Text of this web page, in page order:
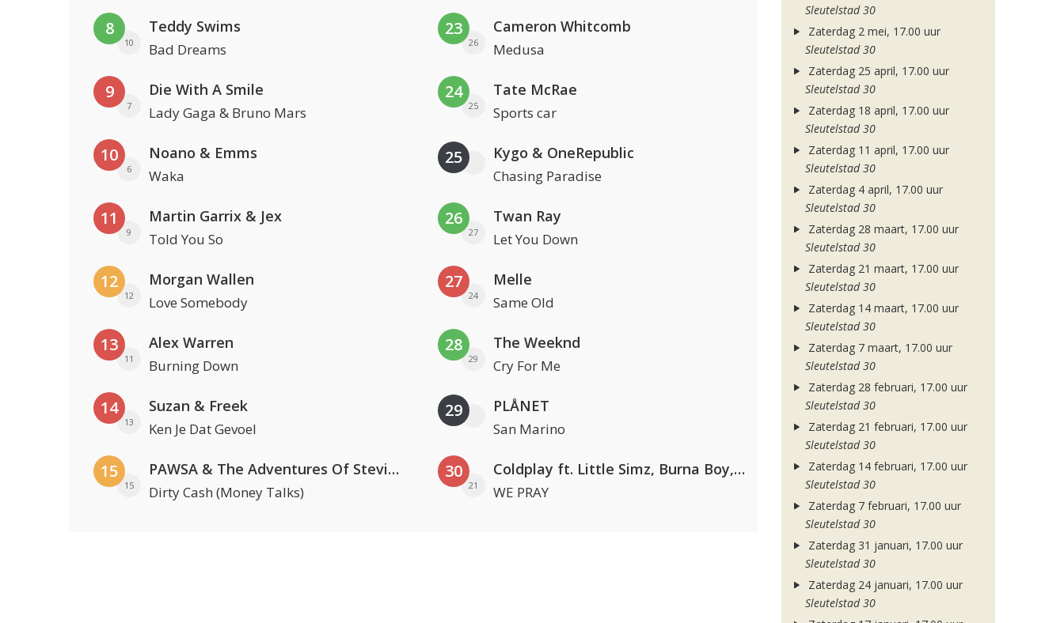
8
10
Teddy Swims
Bad Dreams
9
7
Die With A Smile
Lady Gaga & Bruno Mars
10
6
Noano & Emms
Waka
11
9
Martin Garrix & Jex
Told You So
12
12
Morgan Wallen
Love Somebody
13
11
Alex Warren
Burning Down
14
13
Suzan & Freek
Ken Je Dat Gevoel
15
15
PAWSA & The Adventures Of Stevie V
Dirty Cash (Money Talks)
23
26
Cameron Whitcomb
Medusa
24
25
Tate McRae
Sports car
25 Kygo & OneRepublic
Chasing Paradise
26
27
Twan Ray
Let You Down
27
24
Melle
Same Old
28
29
The Weeknd
Cry For Me
29 PLÅNET
San Marino
30
21
Coldplay ft. Little Simz, Burna Boy, Elyanna & Tini
WE PRAY
Sleutelstad 30
Zaterdag 2 mei, 17.00 uur
Sleutelstad 30
Zaterdag 25 april, 17.00 uur
Sleutelstad 30
Zaterdag 18 april, 17.00 uur
Sleutelstad 30
Zaterdag 11 april, 17.00 uur
Sleutelstad 30
Zaterdag 4 april, 17.00 uur
Sleutelstad 30
Zaterdag 28 maart, 17.00 uur
Sleutelstad 30
Zaterdag 21 maart, 17.00 uur
Sleutelstad 30
Zaterdag 14 maart, 17.00 uur
Sleutelstad 30
Zaterdag 7 maart, 17.00 uur
Sleutelstad 30
Zaterdag 28 februari, 17.00 uur
Sleutelstad 30
Zaterdag 21 februari, 17.00 uur
Sleutelstad 30
Zaterdag 14 februari, 17.00 uur
Sleutelstad 30
Zaterdag 7 februari, 17.00 uur
Sleutelstad 30
Zaterdag 31 januari, 17.00 uur
Sleutelstad 30
Zaterdag 24 januari, 17.00 uur
Sleutelstad 30